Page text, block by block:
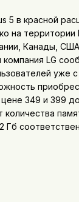
5 в красной
на территории
Канады,
компания LG
уже
349 и 399
количества
Гб